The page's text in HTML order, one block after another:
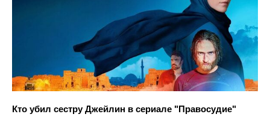
Кто убил сестру Джейлин в сериале "Правосудие"